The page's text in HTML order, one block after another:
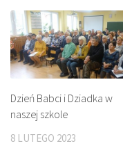
Dzień Babci i Dziadka w
naszej szkole
8 LUTEGO 2023